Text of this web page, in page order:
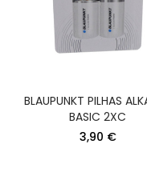
BLAUPUNKT PILHAS
BASIC 2XC
3,90 €